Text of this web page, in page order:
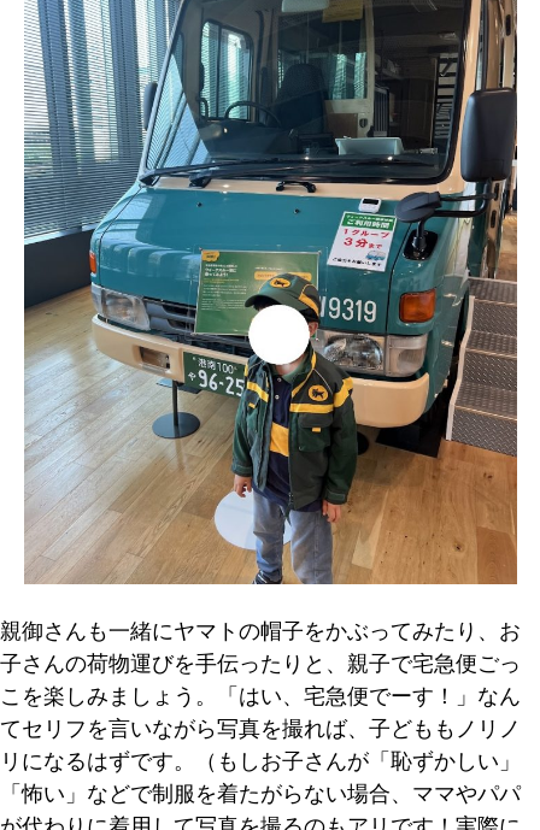
親御さんも一緒にヤマトの帽子をかぶってみたり、お
子さんの荷物運びを手伝ったりと、親子で宅急便ごっ
こを楽しみましょう。「はい、宅急便でーす！」なん
てセリフを言いながら写真を撮れば、子どももノリノ
リになるはずです。（もしお子さんが「恥ずかしい」
「怖い」などで制服を着たがらない場合、ママやパパ